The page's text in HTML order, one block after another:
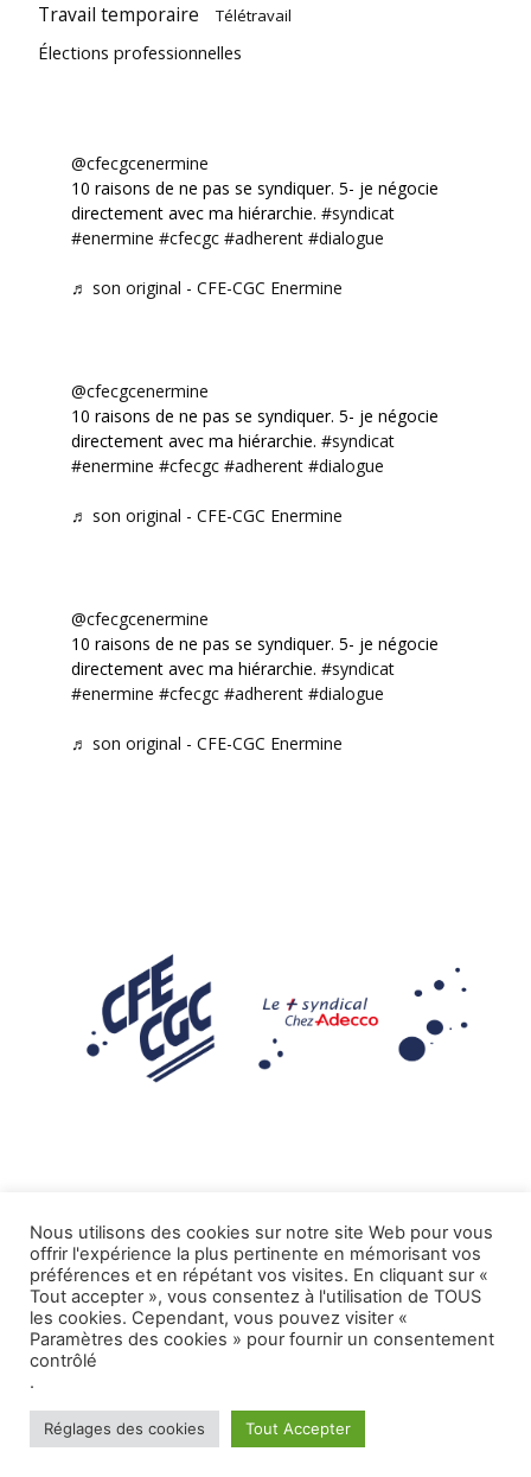
Travail temporaire Télétravail
Élections professionnelles
@cfecgcenermine
10 raisons de ne pas se syndiquer. 5- je négocie
directement avec ma hiérarchie. #syndicat
#enermine #cfecgc #adherent #dialogue
♬ son original - CFE-CGC Enermine
@cfecgcenermine
10 raisons de ne pas se syndiquer. 5- je négocie
directement avec ma hiérarchie. #syndicat
#enermine #cfecgc #adherent #dialogue
♬ son original - CFE-CGC Enermine
@cfecgcenermine
10 raisons de ne pas se syndiquer. 5- je négocie
directement avec ma hiérarchie. #syndicat
#enermine #cfecgc #adherent #dialogue
♬ son original - CFE-CGC Enermine
Mentions légales
Tous droits réservés CFE-CGC ADECCO.
Nous utilisons des cookies sur notre site Web pour vous
offrir l'expérience la plus pertinente en mémorisant vos
préférences et en répétant vos visites. En cliquant sur «
Tout accepter », vous consentez à l'utilisation de TOUS
les cookies. Cependant, vous pouvez visiter «
Paramètres des cookies » pour fournir un consentement
contrôlé
.
Réglages des cookies Tout Accepter